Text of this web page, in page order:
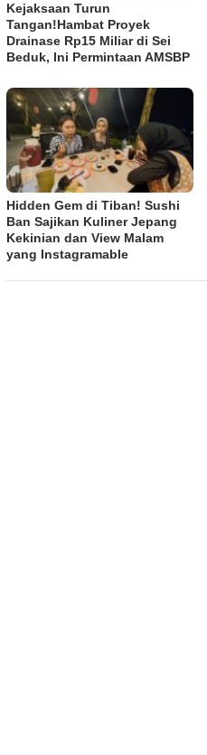
Kejaksaan Turun
Tangan!Hambat Proyek
Drainase Rp15 Miliar di Sei
Beduk, Ini Permintaan AMSBP
Hidden Gem di Tiban! Sushi
Ban Sajikan Kuliner Jepang
Kekinian dan View Malam
yang Instagramable